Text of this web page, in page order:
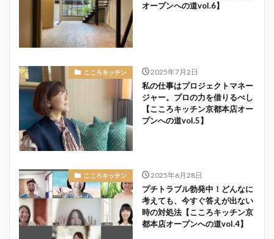
オープンへの道vol.6】
こころキッチン 2025年7月2日
私の仕事はプロジェクトマネー
ジャー。プロの力を借りるべし
【こころキッチン京都本店オー
プンへの道vol.5】
こころキッチン 2025年6月28日
プチトラブル勃発中！どんなに
考えても、今すぐ答えが出ない
時の対処法【こころキッチン京
都本店オープンへの道vol.4】